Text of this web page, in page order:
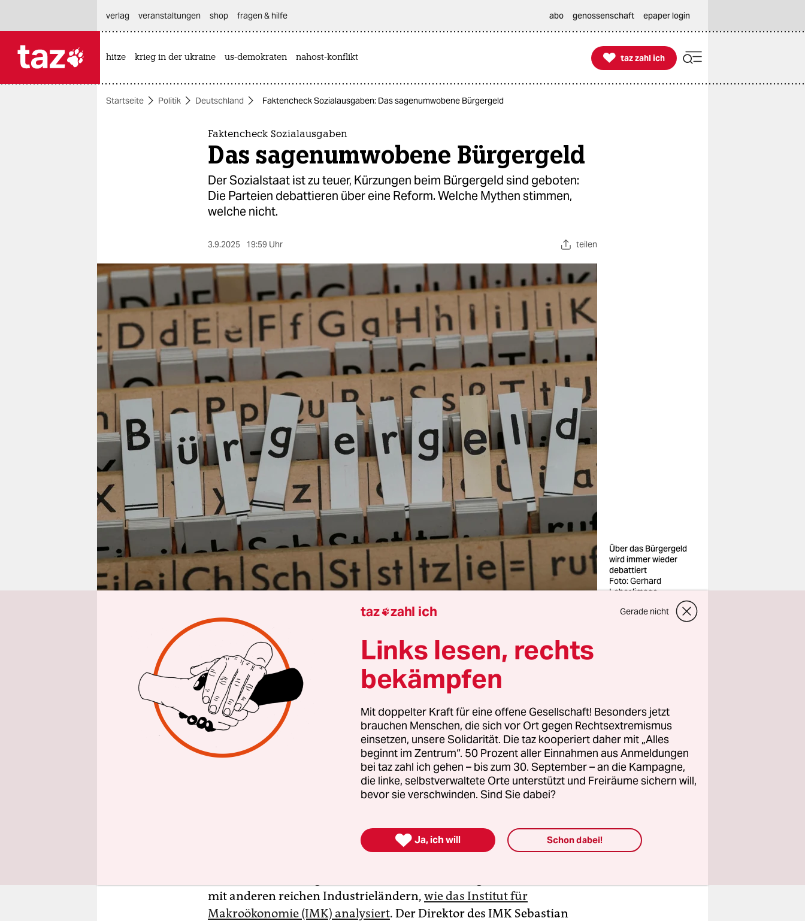
themen
berlin
nord
wahrheit
verlag
verlag
veranstaltungen
shop
fragen & hilfe
unterstützen
abo
genossenschaft
epaper login
verlag
veranstaltungen shop fragen & hilfe abo genossenschaft epaper login
hitze krieg in der ukraine us-demokraten nahost-konflikt 
taz zahl ich
taz zahl ich
Startseite Politik Deutschland Faktencheck Sozialausgaben: Das sagenumwobene Bürgergeld
Faktencheck Sozialausgaben
Das sagenumwobene Bürgergeld
Der Sozialstaat ist zu teuer, Kürzungen beim Bürgergeld sind geboten:
Die Parteien debattieren über eine Reform. Welche Mythen stimmen,
welche nicht.
3.9.2025 19:59 Uhr teilen
Über das Bürgergeld
wird immer wieder
debattiert
Foto: Gerhard
Leber/imago
VonAnna Lehmann
Mythos 1: Der Sozialstaat ist in seiner jetzigen Form nicht mehr
finanzierbar
Mit diesem Evergreen tingelt Friedrich Merz derzeit über CDU-
Landesparteitage. Tatsächlich gab Deutschland im vergangenen Jahr
1,3 Billionen Euro für Sozia­les aus, ein Drittel kommt aus dem
Staatshaushalt, zwei Drittel von Sozialversicherten und Arbeitgebern.
Bruttoinlandsprodukt, geben die Deutschen rund 30 Prozent für die
mit anderen reichen Industrieländern, wie das Institut für
Makroökonomie (IMK) analysiert. Der Direktor des IMK Sebastian
taz zahl ich Gerade nicht
Links lesen, rechts
bekämpfen
Mit doppelter Kraft für eine offene Gesellschaft! Besonders jetzt
brauchen Menschen, die sich vor Ort gegen Rechtsextremismus
einsetzen, unsere Solidarität. Die taz kooperiert daher mit „Alles
beginnt im Zentrum“. 50 Prozent aller Einnahmen aus Anmeldungen
bei taz zahl ich gehen – bis zum 30. September – an die Kampagne,
die linke, selbstverwaltete Orte unterstützt und Freiräume sichern will,
bevor sie verschwinden. Sind Sie dabei?
 Ja, ich will Schon dabei!